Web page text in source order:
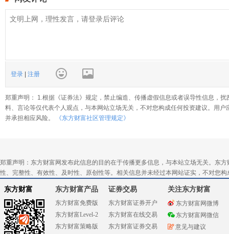
登录 注册
郑重声明： 1.根据《证券法》规定，禁止编造、传播虚假信息或者误导性信息，
料、言论等仅代表个人观点，与本网站立场无关，不对您构成任何投资建议。用
并承担相应风险。
《东方财富社区管理规定》
郑重声明：东方财富网发布此信息的目的在于传播更多信息，与本站立场无关。东
性、完整性、有效性、及时性、原创性等。相关信息并未经过本网站证实，不对您
东方财富 东方财富产品
东方财富免费版
东方财富Level-2
东方财富策略版
证券交易
东方财富证券开户
东方财富在线交易
东方财富证券交易
关注东方财富
东方财富网微博
东方财富网微信
意见与建议